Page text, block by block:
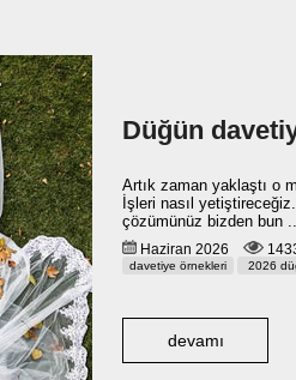
Düğün
Artık zaman yaklaştı o
İşleri nasıl
çözümünüz bizden bun
Haziran 2026
davetiye örnekleri 2026
devamı